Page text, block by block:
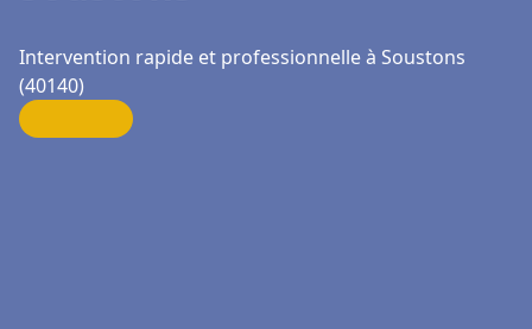
Intervention rapide et professionnelle à Soustons
(40140)